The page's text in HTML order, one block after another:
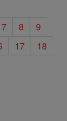
7 8
9
17
18